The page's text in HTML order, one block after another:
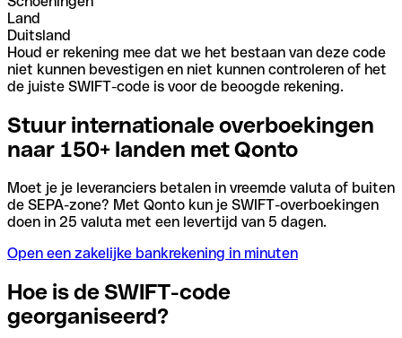
Land
Duitsland
Houd er rekening mee dat we het bestaan van deze code
niet kunnen bevestigen en niet kunnen controleren of het
de juiste SWIFT-code is voor de beoogde rekening.
Stuur internationale overboekingen
naar 150+ landen met Qonto
Moet je je leveranciers betalen in vreemde valuta of buiten
de SEPA-zone? Met Qonto kun je SWIFT-overboekingen
doen in 25 valuta met een levertijd van 5 dagen.
Open een zakelijke bankrekening in minuten
Hoe is de SWIFT-code
georganiseerd?